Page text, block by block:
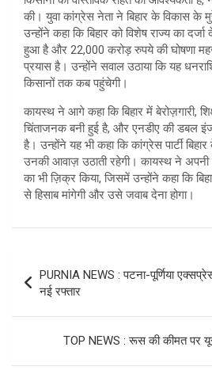
की। युवा कांग्रेस नेता ने बिहार के विकास के
उन्होंने कहा कि बिहार को विशेष राज्य का
हुआ है और 22,000 करोड़ रुपये की घोषणा
प्रयास है। उन्होंने सवाल उठाया कि यह
किसानों तक कब पहुंचेगी।
कायस्थ ने आगे कहा कि बिहार में बेरोज़गारी,
चिंताजनक बनी हुई है, और एनडीए की डबल
है। उन्होंने यह भी कहा कि कांग्रेस पार्टी
उनकी आवाज़ उठाती रहेगी। कायस्थ ने अपनी
का भी ज़िक्र किया, जिसमें उन्होंने कहा कि
से हिसाब मांगेगी और उसे जवाब देना होगा।
navigation
PURNIA NEWS : पटना-पूर्णिया
नई रफ्तार
TOP NEWS : रूस की कीमत पर